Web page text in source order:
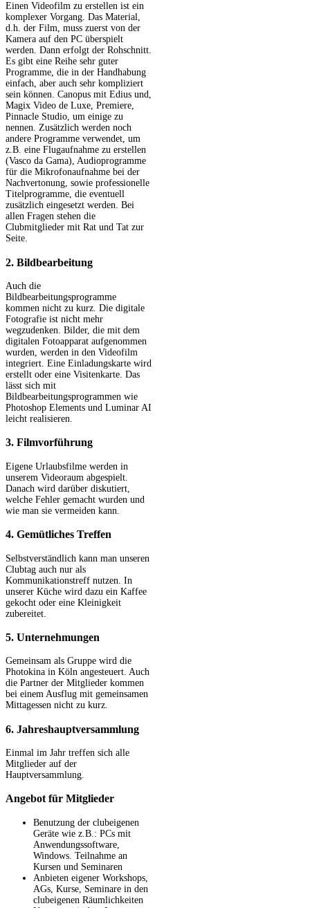
Einen Videofilm zu erstellen ist ein
komplexer Vorgang. Das Material,
d.h. der Film, muss zuerst von der
Kamera auf den PC überspielt
werden. Dann erfolgt der Rohschnitt.
Es gibt eine Reihe sehr guter
Programme, die in der Handhabung
einfach, aber auch sehr kompliziert
sein können. Canopus mit Edius und,
Magix Video de Luxe, Premiere,
Pinnacle Studio, um einige zu
nennen. Zusätzlich werden noch
andere Programme verwendet, um
z.B. eine Flugaufnahme zu erstellen
(Vasco da Gama), Audioprogramme
für die Mikrofonaufnahme bei der
Nachvertonung, sowie professionelle
Titelprogramme, die eventuell
zusätzlich eingesetzt werden. Bei
allen Fragen stehen die
Clubmitglieder mit Rat und Tat zur
Seite.
2. Bildbearbeitung
Auch die
Bildbearbeitungsprogramme
kommen nicht zu kurz. Die digitale
Fotografie ist nicht mehr
wegzudenken. Bilder, die mit dem
digitalen Fotoapparat aufgenommen
wurden, werden in den Videofilm
integriert. Eine Einladungskarte wird
erstellt oder eine Visitenkarte. Das
lässt sich mit
Bildbearbeitungsprogrammen wie
Photoshop Elements und Luminar AI
leicht realisieren.
3. Filmvorführung
Eigene Urlaubsfilme werden in
unserem Videoraum abgespielt.
Danach wird darüber diskutiert,
welche Fehler gemacht wurden und
wie man sie vermeiden kann.
4. Gemütliches Treffen
Selbstverständlich kann man unseren
Clubtag auch nur als
Kommunikationstreff nutzen. In
unserer Küche wird dazu ein Kaffee
gekocht oder eine Kleinigkeit
zubereitet.
5. Unternehmungen
Gemeinsam als Gruppe wird die
Photokina in Köln angesteuert. Auch
die Partner der Mitglieder kommen
bei einem Ausflug mit gemeinsamen
Mittagessen nicht zu kurz.
6. Jahreshauptversammlung
Einmal im Jahr treffen sich alle
Mitglieder auf der
Hauptversammlung.
Angebot für Mitglieder
Benutzung der clubeigenen
Geräte wie z.B.: PCs mit
Anwendungssoftware,
Windows. Teilnahme an
Kursen und Seminaren
Anbieten eigener Workshops,
AGs, Kurse, Seminare in den
clubeigenen Räumlichkeiten